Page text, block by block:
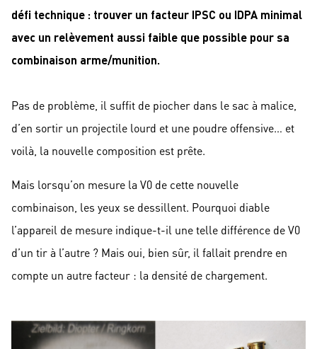
défi technique : trouver un facteur IPSC ou IDPA minimal
avec un relèvement aussi faible que possible pour sa
combinaison arme/munition.
Pas de problème, il suffit de piocher dans le sac à malice,
d’en sortir un projectile lourd et une poudre offensive… et
voilà, la nouvelle composition est prête.
Mais lorsqu’on mesure la V0 de cette nouvelle
combinaison, les yeux se dessillent. Pourquoi diable
l’appareil de mesure indique-t-il une telle différence de V0
d’un tir à l’autre ? Mais oui, bien sûr, il fallait prendre en
compte un autre facteur : la densité de chargement.